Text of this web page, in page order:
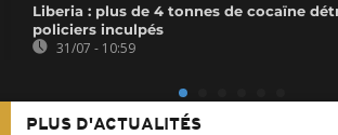
Liberia : plus de 4 tonnes de cocaïne
policiers inculpés
31/07 - 10:59
PLUS D'ACTUALITÉS